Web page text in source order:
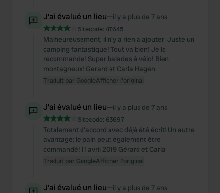
J'ai évalué un lieu—il y a plus de 7 ans
Sitecode: 47645
Malheureusement, il n'y a rien à ajouter! Juste un
camping fantastique! Tout va bien! Je le
recommande! Super balades à vélo! Bien
montagneux! Gerard et Carla Hagen.
Traduit par GoogleAfficher l'original
J'ai évalué un lieu—il y a plus de 7 ans
Sitecode: 63697
Totalement d'accord avec déjà été écrit! Un autre
avantage: le pain peut également être
commandé! 11 avril 2019 Gérard et Carla
Traduit par GoogleAfficher l'original
J'ai évalué un lieu—il y a plus de 7 ans